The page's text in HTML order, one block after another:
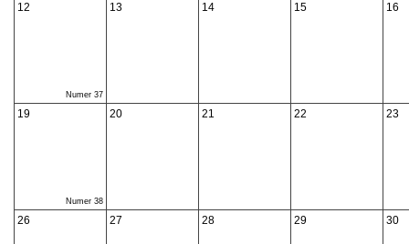
12
Numer 37
13 14 15 16
19
Numer 38
20 21 22 23
26 27 28 29 30